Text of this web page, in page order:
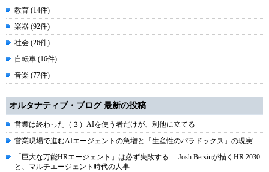
教育 (14件)
楽器 (92件)
社会 (26件)
自転車 (16件)
音楽 (77件)
オルタナティブ・ブログ 最新の投稿
営業は終わった（３）AIを使う者だけが、利他に立てる
営業現場で進むAIエージェントの急増と「生産性のパラドックス」の現実
「巨大な万能HRエージェント」は必ず失敗する----Josh Bersinが描くHR 2030
と、マルチエージェント時代の人事